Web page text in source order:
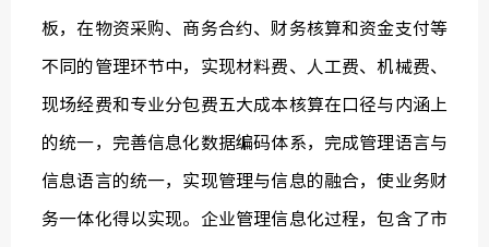
板，在物资采购、商务合约、财务核算和资金支付等
不同的管理环节中，实现材料费、人工费、机械费、
现场经费和专业分包费五大成本核算在口径与内涵上
的统一，完善信息化数据编码体系，完成管理语言与
信息语言的统一，实现管理与信息的融合，使业务财
务一体化得以实现。企业管理信息化过程，包含了市